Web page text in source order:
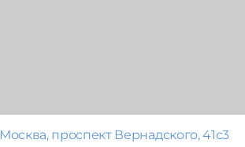
Москва, проспект Вернадского, 41с3